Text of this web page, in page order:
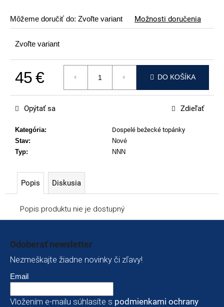
Môžeme doručiť do: Zvoľte variant Možnosti doručenia
Zvoľte variant
45 €
Jednotková cena:
DO KOŠÍKA
Kategória:
Dospelé bežecké topánky
Stav:
Nové
Typ: NNN
Opýtať sa Zdieľať
Popis Diskusia
Popis produktu nie je dostupný
o
r
ú
č
m
e
VOLKL
GS
89
Odoberať newsletter
Nezmeškajte žiadne novinky či zľavy!
Email
Vložením e-mailu súhlasíte s podmienkami ochrany